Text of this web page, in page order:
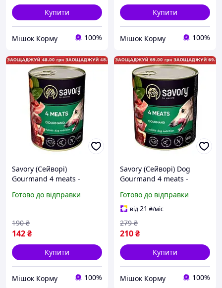
Купити
Мішок Корму 100%
Купити
Мішок Корму 100%
Savory (Сейворі)
Gourmand 4 meats -
собак з 4 видами м'яса,
Готово до відправки
142₴
190 ₴
Купити
Мішок Корму 100%
Savory (Сейворі) Dog
Gourmand 4 meats -
собак з 4 видами м'яса,
800 г
Готово до відправки
від21 ₴/міс
210₴
279 ₴
Купити
Мішок Корму 100%